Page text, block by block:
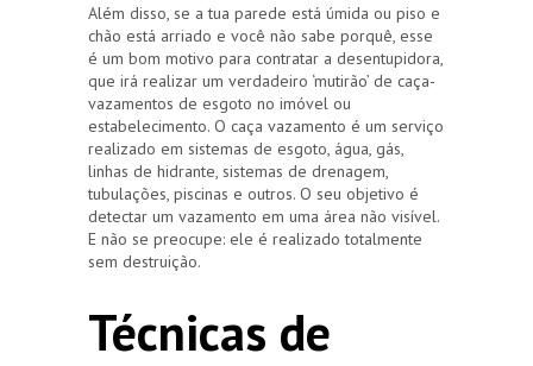
Além disso, se a tua parede está úmida ou piso e
chão está arriado e você não sabe porquê, esse
é um bom motivo para contratar a desentupidora,
que irá realizar um verdadeiro ‘mutirão’ de caça-
vazamentos de esgoto no imóvel ou
estabelecimento. O caça vazamento é um serviço
realizado em sistemas de esgoto, água, gás,
linhas de hidrante, sistemas de drenagem,
tubulações, piscinas e outros. O seu objetivo é
detectar um vazamento em uma área não visível.
E não se preocupe: ele é realizado totalmente
sem destruição.
Técnicas de